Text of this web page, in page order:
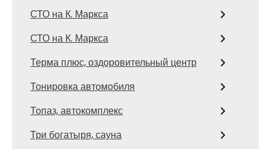
СТО на К. Маркса
СТО на К. Маркса
Терма плюс, оздоровительный центр
Тонировка автомобиля
Топаз, автокомплекс
Три богатыря, сауна